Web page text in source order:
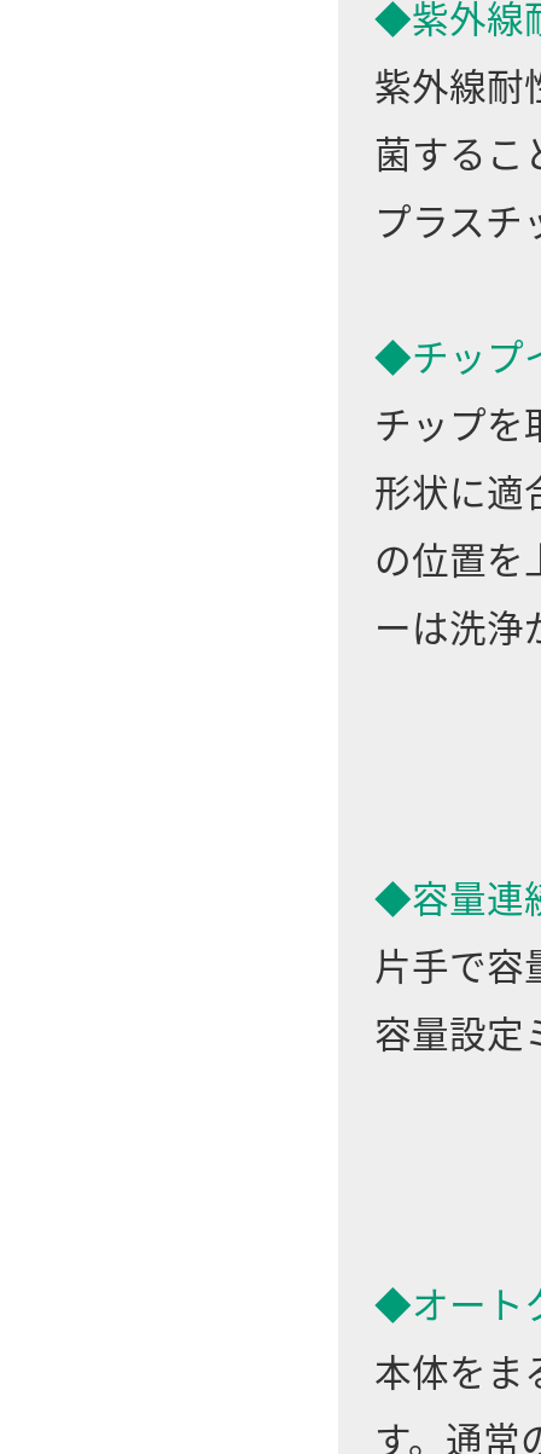
◆紫外線
紫外線耐
菌するこ
プラスチ
◆チップ
チップを
形状に適
の位置を
ーは洗浄
◆容量連
片手で容
容量設定
◆オート
本体をま
す。通